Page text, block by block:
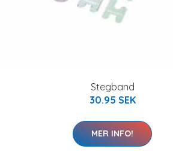
Stegband
30.95 SEK
MER INFO!